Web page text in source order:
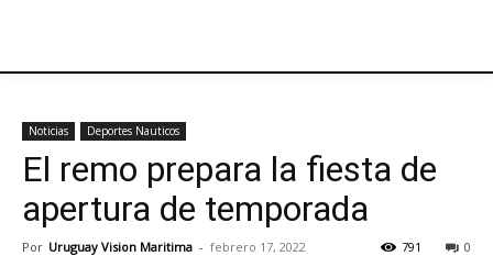
Noticias Deportes Nauticos
El remo prepara la fiesta de
apertura de temporada
Por Uruguay Vision Maritima - febrero 17, 2022 0
791